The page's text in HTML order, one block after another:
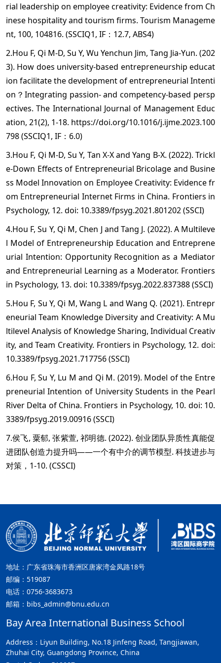
rial leadership on employee creativity: Evidence from Ch
inese hospitality and tourism firms. Tourism Manageme
nt, 100, 104816. (SSCIQ1, IF：12.7, ABS4)
2.Hou F, Qi M-D, Su Y, Wu Yenchun Jim, Tang Jia-Yun. (202
3). How does university-based entrepreneurship educat
ion facilitate the development of entrepreneurial Intenti
on？Integrating passion- and competency-based persp
ectives. The International Journal of Management Educ
ation, 21(2), 1-18. https://doi.org/10.1016/j.ijme.2023.100
798 (SSCIQ1, IF：6.0)
3.Hou F, Qi M-D, Su Y, Tan X-X and Yang B-X. (2022). Trickl
e-Down Effects of Entrepreneurial Bricolage and Busine
ss Model Innovation on Employee Creativity: Evidence fr
om Entrepreneurial Internet Firms in China. Frontiers in
Psychology, 12. doi: 10.3389/fpsyg.2021.801202 (SSCI)
4.Hou F, Su Y, Qi M, Chen J and Tang J. (2022). A Multileve
l Model of Entrepreneurship Education and Entreprene
urial Intention: Opportunity Recognition as a Mediator
and Entrepreneurial Learning as a Moderator. Frontiers
in Psychology, 13. doi: 10.3389/fpsyg.2022.837388 (SSCI)
5.Hou F, Su Y, Qi M, Wang L and Wang Q. (2021). Entrepr
eneurial Team Knowledge Diversity and Creativity: A Mu
ltilevel Analysis of Knowledge Sharing, Individual Creativ
ity, and Team Creativity. Frontiers in Psychology, 12. doi:
10.3389/fpsyg.2021.717756 (SSCI)
6.Hou F, Su Y, Lu M and Qi M. (2019). Model of the Entre
preneurial Intention of University Students in the Pearl
River Delta of China. Frontiers in Psychology, 10. doi: 10.
3389/fpsyg.2019.00916 (SSCI)
7.侯飞, 粟郁, 张紫萱, 祁明德. (2022). 创业团队异质性真能促
进团队创造力提升吗——一个有中介的调节模型. 科技进步与
对策，1-10. (CSSCI)
地址：广东省珠海市香洲区唐家湾金凤路18号
邮编：519087
电话：0756-3683673
邮箱：bibs_admin@bnu.edu.cn
Bay Area International Business School
Address：Liyun Building, No.18 Jinfeng Road, Tangjiawan,
Zhuhai City, Guangdong Province, China